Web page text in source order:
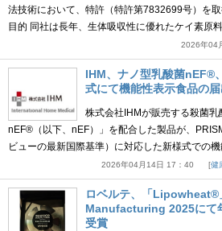
法技術において、特許（特許第7832699号）を
目的 同社は長年、生体吸収性に優れたケイ素
2026年04
IHM、ナノ型乳酸菌nEF®
式にて機能性表示食品の
株式会社IHMが販売する殺菌
nEF®（以下、nEF）」を配合した製品が、
ビューの最新国際基準）に対応した新様式での
2026年04月14日 17：40 健
ロベルテ、「
Manufacturing 2025にて
受賞